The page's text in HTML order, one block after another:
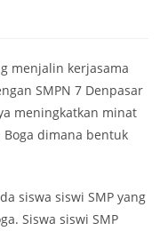
menjalin kerjasama
SMPN 7 Denpasar
meningkatkan minat
dimana bentuk
siswa siswi SMP yang
Siswa siswi SMP